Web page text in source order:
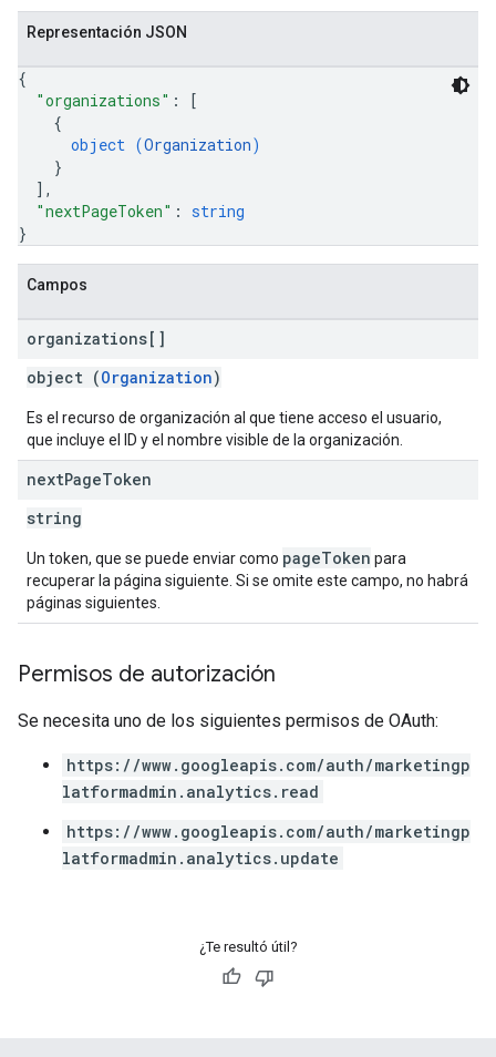
Representación JSON
{
"organizations" :
[
{
object (Organization)
}
] ,
"nextPageToken" : string
}
Campos
organizations[]
object (Organization)
Es el recurso de organización al que tiene acceso el usuario,
que incluye el ID y el nombre visible de la organización.
nextPageToken
string
Un token, que se puede enviar como pageToken para
recuperar la página siguiente. Si se omite este campo, no habrá
páginas siguientes.
Permisos de autorización
Se necesita uno de los siguientes permisos de OAuth:
https://www.googleapis.com/auth/marketingp
latformadmin.analytics.read
https://www.googleapis.com/auth/marketingp
latformadmin.analytics.update
¿Te resultó útil?